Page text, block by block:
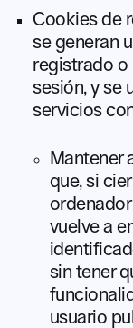
Cookies de
se generan
registrado o
sesión, y se
servicios
Mantener
que, si
vuelve a
sin tener
usuario